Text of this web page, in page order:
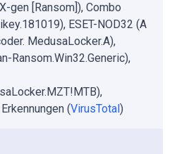
gen [Ransom]), Combo
ESET-NOD32 (A
MedusaLocker.A),
Ransom.Win32.Generic),
(VirusTotal)